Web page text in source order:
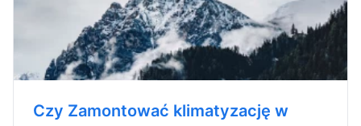
Czy Zamontować klimatyzację w